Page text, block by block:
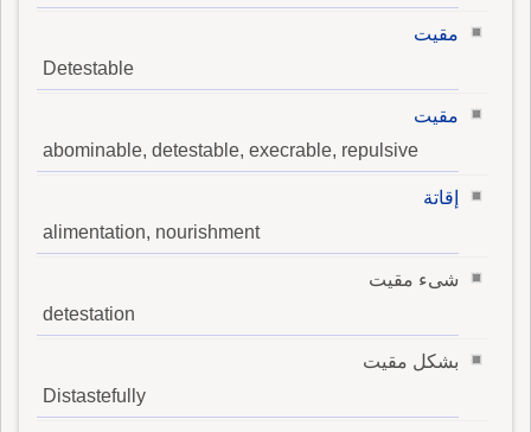
مقيت
Detestable
مقيت
abominable, detestable, execrable, repulsive
إقاتة
alimentation, nourishment
شىء مقيت
detestation
بشكل مقيت
Distastefully